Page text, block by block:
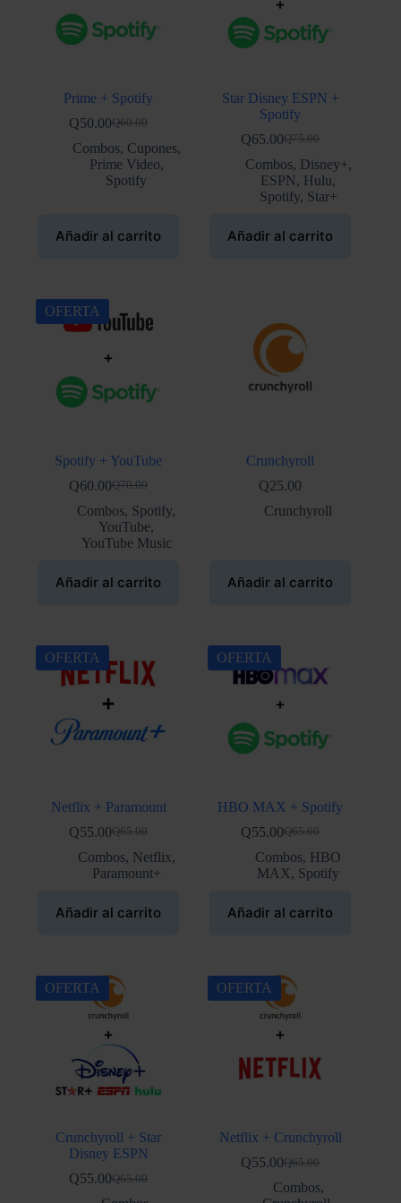
Prime + Spotify
Q60.00
El
precio
original
era:
Q50.00El
precio
actual
es:
Combos, Cupones,
Prime Video,
Spotify
Añadir al carrito
Star Disney ESPN +
Spotify
Q75.00
El
precio
original
era:
Q65.00El
precio
actual
es:
Combos, Disney+,
ESPN, Hulu,
Spotify, Star+
Añadir al carrito
OFERTA
Spotify + YouTube
Q70.00
El
precio
original
era:
Q60.00El
precio
actual
es:
Combos, Spotify,
YouTube,
YouTube Music
Añadir al carrito
Crunchyroll
Q25.00
Crunchyroll
Añadir al carrito
OFERTA
Netflix + Paramount
Q65.00
El
precio
original
Q55.00El
precio
actual
Combos, Netflix,
Paramount+
Añadir al carrito
OFERTA
HBO MAX + Spotify
Q65.00
El
precio
original
Q55.00El
precio
actual
Combos, HBO
MAX, Spotify
Añadir al carrito
OFERTA
Crunchyroll + Star
Disney ESPN
Q65.00
El
Q55.00El
OFERTA
Netflix + Crunchyroll
Q65.00
El
precio
Q55.00El
precio
Combos,